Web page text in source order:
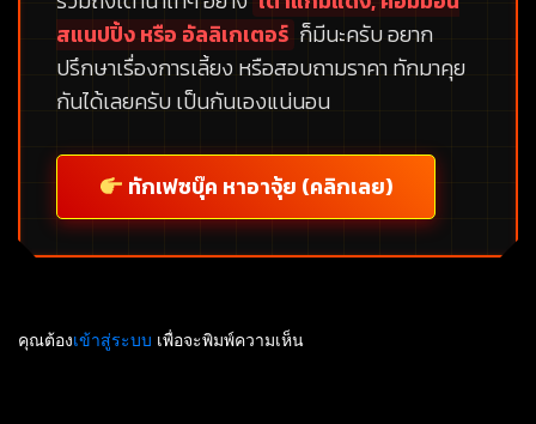
สแนปปิ้ง หรือ อัลลิเกเตอร์ ก็มีนะครับ อยาก
ปรึกษาเรื่องการเลี้ยง หรือสอบถามราคา ทักมาคุย
กันได้เลยครับ เป็นกันเองแน่นอน
ทักเฟซบุ๊ค หาอาจุ้ย (คลิกเลย)
คุณต้องเข้าสู่ระบบ เพื่อจะพิมพ์ความเห็น